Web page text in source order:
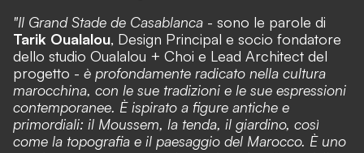
"Il Grand Stade de Casablanca - sono le parole di
Tarik Oualalou, Design Principal e socio fondatore
dello studio Oualalou + Choi e Lead Architect del
progetto - è profondamente radicato nella cultura
marocchina, con le sue tradizioni e le sue espressioni
contemporanee. È ispirato a figure antiche e
primordiali: il Moussem, la tenda, il giardino, così
come la topografia e il paesaggio del Marocco. È uno